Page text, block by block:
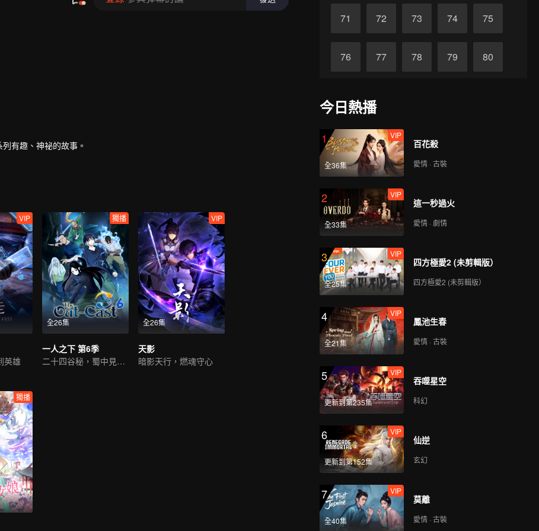
71 72 73 74 75
76 77 78 79 80
86 87
有趣、神祕的故事。
VIP
英雄
全26集
獨播
一人之下 第6季
二十四谷秘，蜀中見故人
全26集
VIP
天影
暗影天行，燃魂守心
獨播
今日熱播
1
全36集
VIP
百花殺
愛情 · 古裝
2
全33集
VIP
這一秒過火
愛情 · 劇情
3
全25集
VIP
四方極愛2 (未剪輯版）
四方極愛2 (未剪輯版）
4
全21集
VIP
鳳池生春
愛情 · 古裝
5
更新到第235集
VIP
吞噬星空
科幻
6
更新到第152集
VIP
仙逆
玄幻
7
全40集
VIP
莫離
愛情 · 古裝